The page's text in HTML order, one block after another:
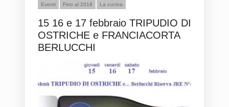
Eventi Fino al 2018 La cucina
15 16 e 17 febbraio TRIPUDIO DI
OSTRICHE e FRANCIACORTA
BERLUCCHI